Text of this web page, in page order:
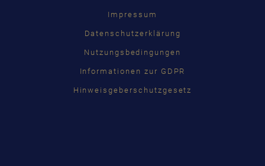
Impressum
Datenschutzerklärung
Nutzungsbedingungen
Informationen zur GDPR
Hinweisgeberschutzgesetz